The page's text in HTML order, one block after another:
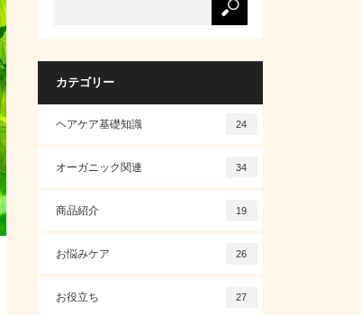
カテゴリー
ヘアケア基礎知識 24
オーガニック関連 34
商品紹介 19
お悩みケア 26
お役立ち 27